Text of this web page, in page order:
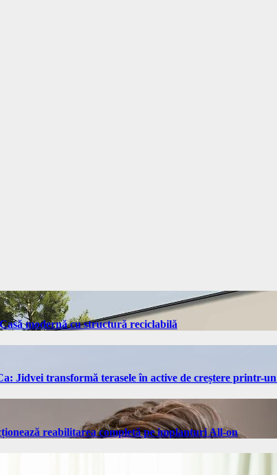
modernă cu structură reciclabilă
Jidvei transformă terasele în active de creștere printr-
reabilitarea completă pe implanturi All-on